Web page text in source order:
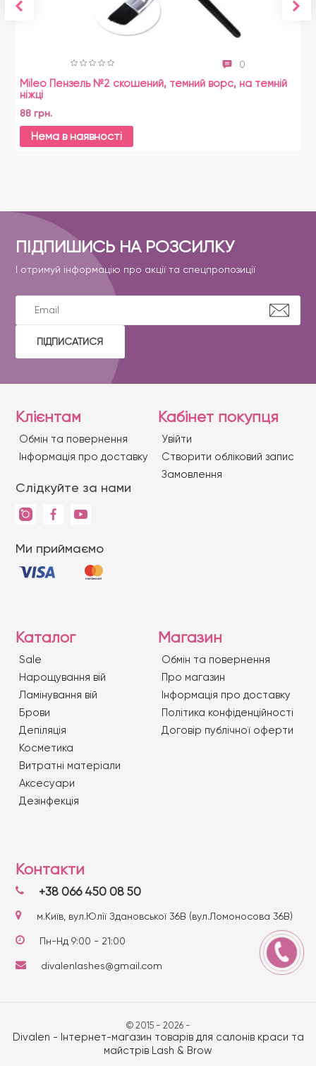
0
Mileo Пензель №2 скошений, темний ворс, на темній
ніжці
88 грн.
Нема в наявності
ПІДПИШИСЬ НА РОЗСИЛКУ
І отримуй інформацію про акції та спецпропозиції
ПІДПИСАТИСЯ
Клієнтам
Обмін та повернення
Iнформація про доставку
Слідкуйте за нами
Ми приймаємо
Кабінет покупця
Увійти
Створити обліковий запис
Замовлення
Каталог
Sale
Нарощування вій
Ламінування вій
Брови
Депіляція
Косметика
Витратні матеріали
Аксесуари
Дезінфекція
Магазин
Обмін та повернення
Про магазин
Iнформація про доставку
Політика конфіденційності
Договір публічної оферти
Контакти
+38 066 450 08 50
м.Київ, вул.Юлії Здановської 36В (вул.Ломоносова 36В)
Пн-Нд 9:00 - 21:00
divalenlashes@gmail.com
© 2015 - 2026 -
Divalen - Інтернет-магазин товарів для салонів краси та
майстрів Lash & Brow